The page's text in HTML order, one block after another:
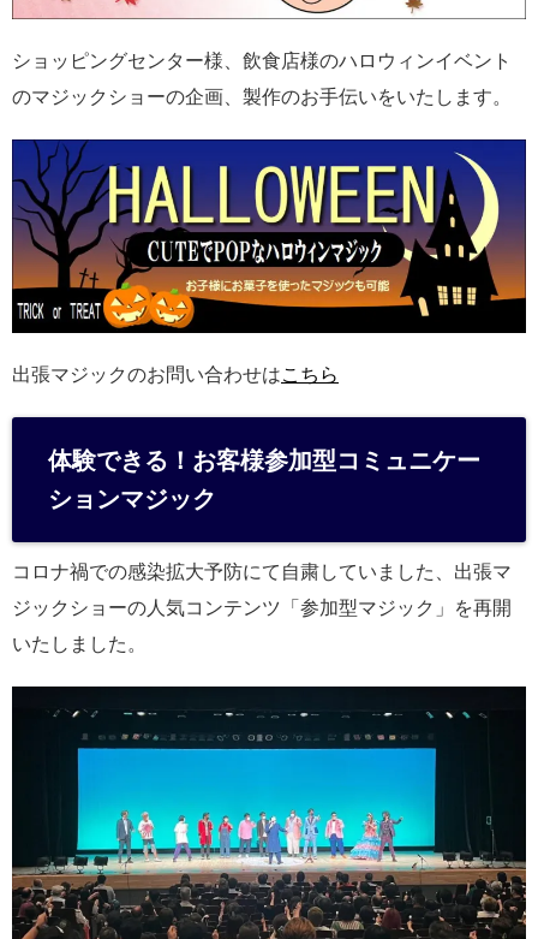
ショッピングセンター様、飲食店様のハロウィンイベント
のマジックショーの企画、製作のお手伝いをいたします。
出張マジックのお問い合わせはこちら
体験できる！お客様参加型コミュニケー
ションマジック
コロナ禍での感染拡大予防にて自粛していました、出張マ
ジックショーの人気コンテンツ「参加型マジック」を再開
いたしました。